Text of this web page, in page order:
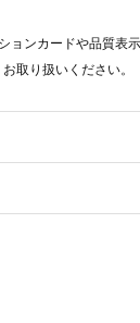
ョンカードや品質表
取り扱いください。